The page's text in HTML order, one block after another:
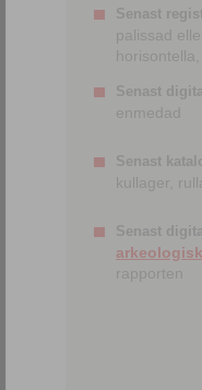
Senast
palissad
Senast
enmedad
Senast
kullager,
Senast
rapporten